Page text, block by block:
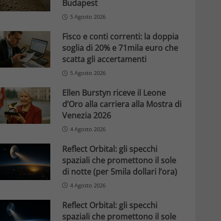
Budapest
5 Agosto 2026
Fisco e conti correnti: la doppia
soglia di 20% e 71mila euro che
scatta gli accertamenti
5 Agosto 2026
Ellen Burstyn riceve il Leone
d’Oro alla carriera alla Mostra di
Venezia 2026
4 Agosto 2026
Reflect Orbital: gli specchi
spaziali che promettono il sole
di notte (per 5mila dollari l’ora)
4 Agosto 2026
Reflect Orbital: gli specchi
spaziali che promettono il sole